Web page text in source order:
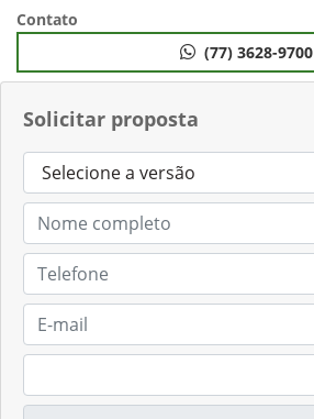
Solicitar proposta
Contato
(77) 3628-9700